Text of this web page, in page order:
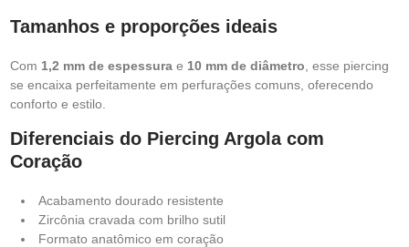
Tamanhos e proporções ideais
Com 1,2 mm de espessura e 10 mm de diâmetro , esse piercing
se encaixa perfeitamente em perfurações comuns, oferecendo
conforto e estilo.
Diferenciais do Piercing Argola com
Coração
Acabamento dourado resistente
Zircônia cravada com brilho sutil
Formato anatômico em coração